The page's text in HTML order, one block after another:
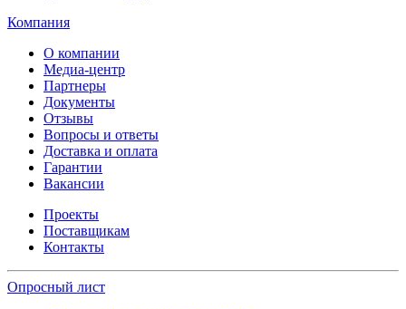
Компания
О компании
Медиа-центр
Партнеры
Документы
Отзывы
Вопросы и ответы
Доставка и оплата
Гарантии
Вакансии
Проекты
Поставщикам
Контакты
Опросный лист